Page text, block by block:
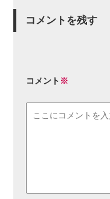
コメントを残す
コメント ※